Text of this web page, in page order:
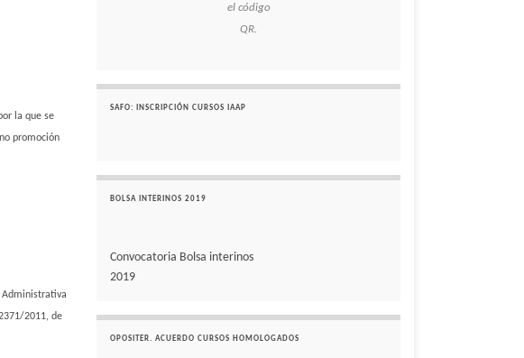
la que se
promoción
Administrativa
2011, de
el código
QR.
SAFO: INSCRIPCIÓN CURSOS IAAP
BOLSA INTERINOS 2019
Convocatoria Bolsa interinos
2019
OPOSITER. ACUERDO CURSOS HOMOLOGADOS